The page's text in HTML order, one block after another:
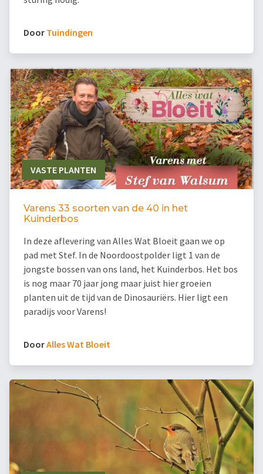
Door Tuindingen
VASTE PLANTEN
Varens 33 soorten van de 40 in het
Kuinderbos
In deze aflevering van Alles Wat Bloeit gaan we op
pad met Stef. In de Noordoostpolder ligt 1 van de
jongste bossen van ons land, het Kuinderbos. Het bos
is nog maar 70 jaar jong maar juist hier groeien
planten uit de tijd van de Dinosauriërs. Hier ligt een
paradijs voor Varens!
DoorAlles Wat Bloeit